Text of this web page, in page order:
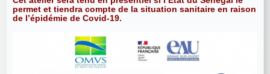
permet et tiendra compte de la situation sanitaire en raison
de l’épidémie de Covid-19.